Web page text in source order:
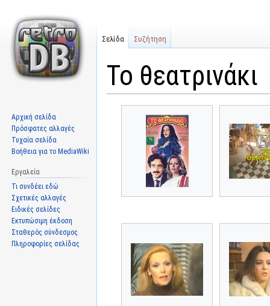
Το θεατρινάκι
Σελίδα Συζήτηση
Αρχική σελίδα
Πρόσφατες αλλαγές
Τυχαία σελίδα
Βοήθεια για το MediaWiki
Εργαλεία
Τι συνδέει εδώ
Σχετικές αλλαγές
Ειδικές σελίδες
Εκτυπώσιμη έκδοση
Σταθερός σύνδεσμος
Πληροφορίες σελίδας